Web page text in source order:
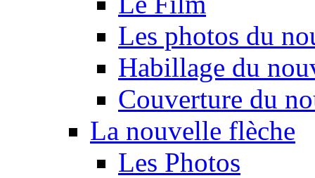
Les photos du
Habillage du
Couverture du
La nouvelle flèche
Les Photos